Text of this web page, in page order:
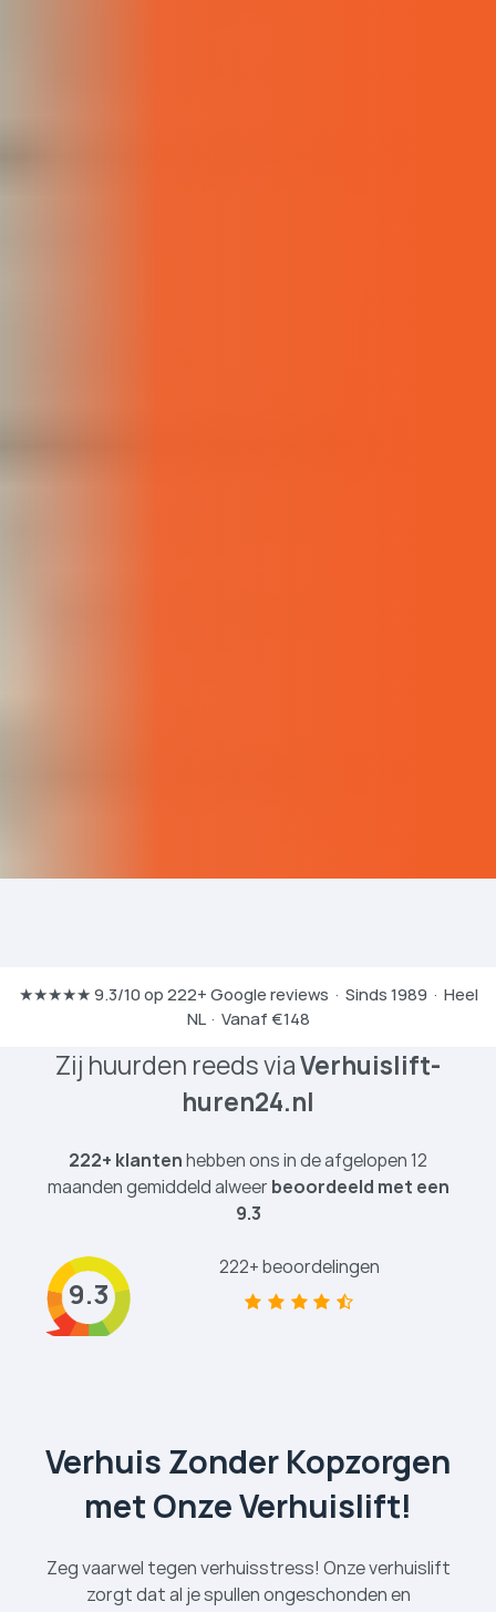
★★★★★ 9.3/10 op 222+ Google reviews · Sinds 1989 · Heel
NL · Vanaf €148
Zij huurden reeds viaVerhuislift­
huren24.nl
222+ klantenhebben ons in de afgelopen 12
maanden gemiddeld alweer beoordeeld met een
9.3
9.3
222+ beoordelingen
Verhuis Zonder Kopzorgen
met Onze Verhuislift!
Zeg vaarwel tegen verhuisstress! Onze verhuislift
zorgt dat al je spullen ongeschonden en